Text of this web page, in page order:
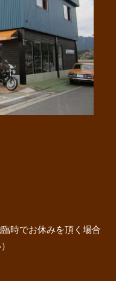
時でお休みを頂く場合